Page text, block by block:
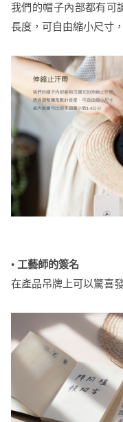
我們的帽子內部都有可
長度，可自由縮小尺寸
• 工藝師的簽名
在產品吊牌上可以驚喜